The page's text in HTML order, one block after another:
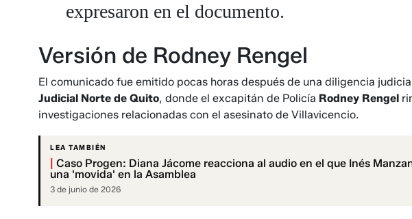
expresaron en el documento.
Versión de Rodney Rengel
El comunicado fue emitido pocas horas después de una diligencia
Judicial Norte de Quito, donde el excapitán de Policía Rodney Rengel
investigaciones relacionadas con el asesinato de Villavicencio.
LEA TAMBIÉN
Caso Progen: Diana Jácome reacciona al audio en el que Inés
una 'movida' en la Asamblea
3 de junio de 2026